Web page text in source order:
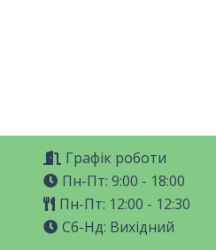
Графік роботи
Пн-Пт: 9:00 - 18:00
Пн-Пт: 12:00 - 12:30
Сб-Нд: Вихідний